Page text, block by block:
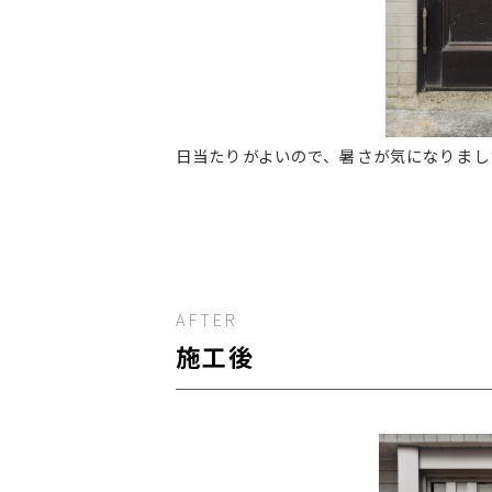
日当たりがよいので、暑さが気になりま
AFTER
施工後